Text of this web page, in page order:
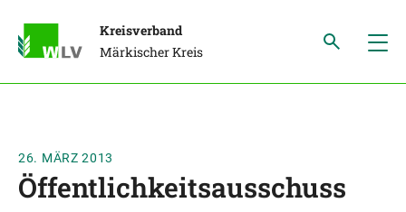
Kreisverband
Märkischer Kreis
26. MÄRZ 2013
Öffentlichkeitsausschuss